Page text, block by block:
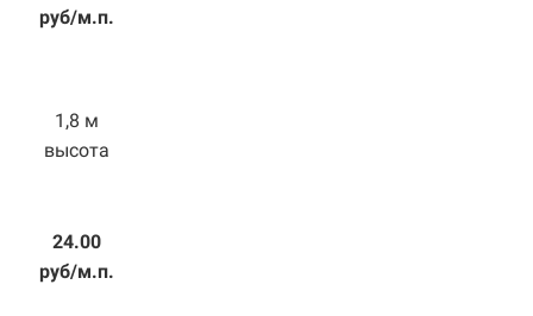
руб/м.п.
1,8 м
высота
24.00
руб/м.п.